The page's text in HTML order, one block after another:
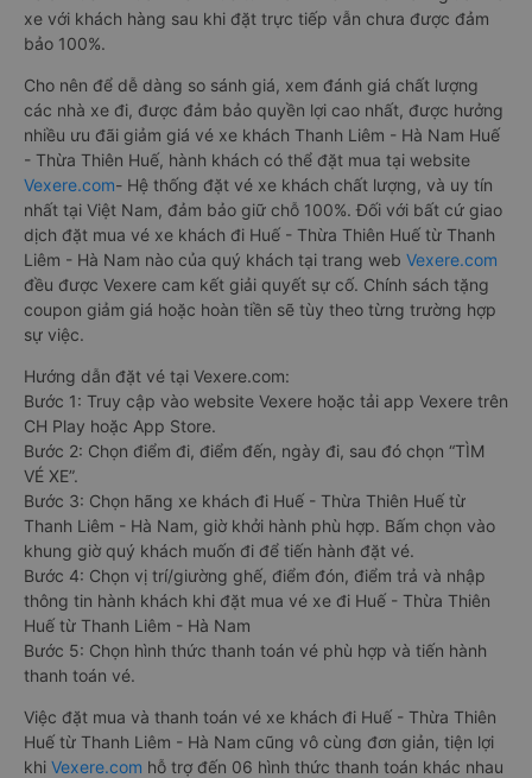
xe với khách hàng sau khi đặt trực tiếp vẫn chưa được đảm
bảo 100%.
Cho nên để dễ dàng so sánh giá, xem đánh giá chất lượng
các nhà xe đi, được đảm bảo quyền lợi cao nhất, được hưởng
nhiều ưu đãi giảm giá vé xe khách Thanh Liêm - Hà Nam Huế
- Thừa Thiên Huế, hành khách có thể đặt mua tại website
Vexere.com- Hệ thống đặt vé xe khách chất lượng, và uy tín
nhất tại Việt Nam, đảm bảo giữ chỗ 100%. Đối với bất cứ giao
dịch đặt mua vé xe khách đi Huế - Thừa Thiên Huế từ Thanh
Liêm - Hà Nam nào của quý khách tại trang web Vexere.com
đều được Vexere cam kết giải quyết sự cố. Chính sách tặng
coupon giảm giá hoặc hoàn tiền sẽ tùy theo từng trường hợp
sự việc.
Hướng dẫn đặt vé tại Vexere.com:
Bước 1: Truy cập vào website Vexere hoặc tải app Vexere trên
CH Play hoặc App Store.
Bước 2: Chọn điểm đi, điểm đến, ngày đi, sau đó chọn “TÌM
VÉ XE”.
Bước 3: Chọn hãng xe khách đi Huế - Thừa Thiên Huế từ
Thanh Liêm - Hà Nam, giờ khởi hành phù hợp. Bấm chọn vào
khung giờ quý khách muốn đi để tiến hành đặt vé.
Bước 4: Chọn vị trí/giường ghế, điểm đón, điểm trả và nhập
thông tin hành khách khi đặt mua vé xe đi Huế - Thừa Thiên
Huế từ Thanh Liêm - Hà Nam
Bước 5: Chọn hình thức thanh toán vé phù hợp và tiến hành
thanh toán vé.
Việc đặt mua và thanh toán vé xe khách đi Huế - Thừa Thiên
Huế từ Thanh Liêm - Hà Nam cũng vô cùng đơn giản, tiện lợi
khi Vexere.com hỗ trợ đến 06 hình thức thanh toán khác nhau